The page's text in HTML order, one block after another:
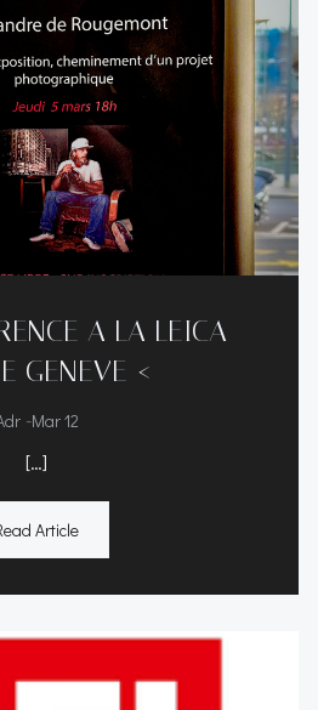
A LA LEICA
GENEVE <—–
-Mar 12
[…]
Article